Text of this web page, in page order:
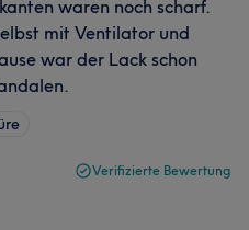
waren noch scharf.
mit Ventilator und
war der Lack schon
Verifizierte Bewertung